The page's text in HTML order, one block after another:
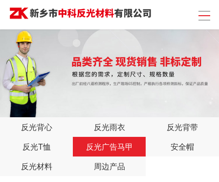
反光背心 反光雨衣
反光背带
反光T恤
反光广告马甲
安全帽
反光材料
周边产品